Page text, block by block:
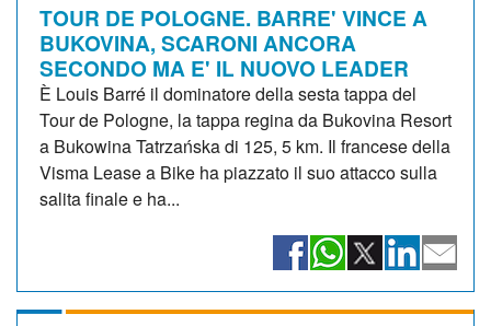
TOUR DE POLOGNE. BARRE' VINCE A
BUKOVINA, SCARONI ANCORA
SECONDO MA E' IL NUOVO LEADER
È Louis Barré il dominatore della sesta tappa del
Tour de Pologne, la tappa regina da Bukovina Resort
a Bukowina Tatrzańska di 125, 5 km. Il francese della
Visma Lease a Bike ha piazzato il suo attacco sulla
salita finale e ha...